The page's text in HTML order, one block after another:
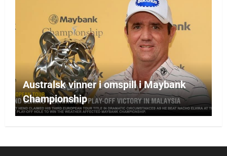
Australsk vinner i omspill i Maybank
Championship